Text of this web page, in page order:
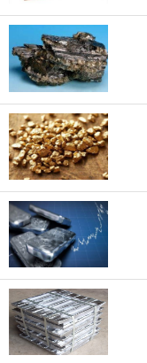
业务拓展至固
周四，亚洲科
全球科技股波
芯片设备制造
股价下跌超
WPP股价料
谷歌规划的印
在地上方的山